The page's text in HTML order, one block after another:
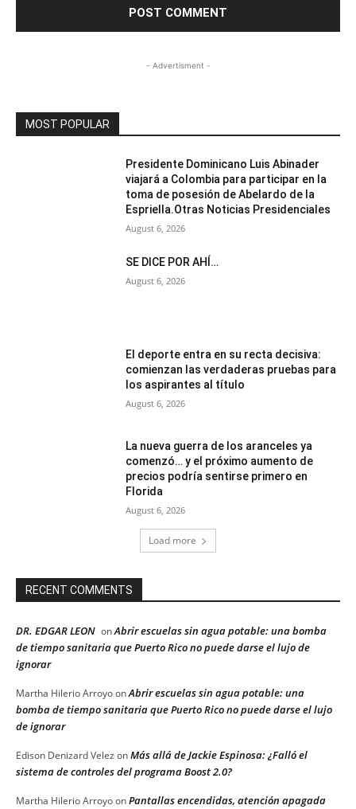
- Advertisment -
MOST POPULAR
Presidente Dominicano Luis Abinader
viajará a Colombia para participar en la
toma de posesión de Abelardo de la
Espriella.Otras Noticias Presidenciales
August 6, 2026
SE DICE POR AHÍ…
August 6, 2026
El deporte entra en su recta decisiva:
comienzan las verdaderas pruebas para
los aspirantes al título
August 6, 2026
La nueva guerra de los aranceles ya
comenzó… y el próximo aumento de
precios podría sentirse primero en
Florida
August 6, 2026
Load more
RECENT COMMENTS
DR. EDGAR LEON onAbrir escuelas sin agua potable: una bomba
de tiempo sanitaria que Puerto Rico no puede darse el lujo de
ignorar
Martha Hilerio ArroyoonAbrir escuelas sin agua potable: una
bomba de tiempo sanitaria que Puerto Rico no puede darse el lujo
de ignorar
Edison Denizard Velez onMás allá de Jackie Espinosa: ¿Falló el
sistema de controles del programa Boost 2.0?
Martha Hilerio ArroyoonPantallas encendidas, atención apagada